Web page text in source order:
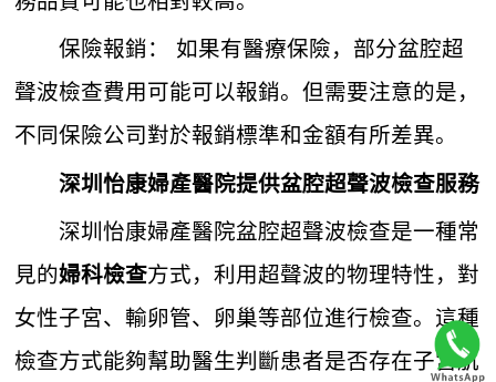
保險報銷： 如果有醫療保險，部分盆腔超
聲波檢查費用可能可以報銷。但需要注意的是，
不同保險公司對於報銷標準和金額有所差異。
深圳怡康婦產醫院提供盆腔超聲波檢查服務
深圳怡康婦產醫院盆腔超聲波檢查是一種常
見的婦科檢查方式，利用超聲波的物理特性，對
女性子宮、輸卵管、卵巢等部位進行檢查。這種
檢查方式能夠幫助醫生判斷患者是否存在子宮肌